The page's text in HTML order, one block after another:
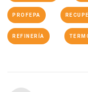
PROFEPA
REFINERÍA